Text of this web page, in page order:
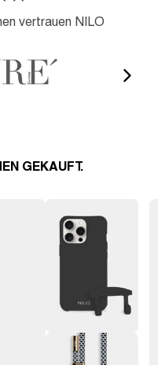
vertrauen NILO
GEKAUFT.